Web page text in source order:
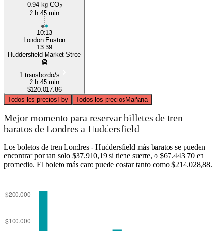
0.94 kg CO2
2 h 45 min
10:13
London Euston
13:39
Huddersfield Market Stree
1 transbordo/s
2 h 45 min
$120.017,86
Todos los preciosHoy Todos los preciosMañana
Mejor momento para reservar billetes de tren
baratos de Londres a Huddersfield
Los boletos de tren Londres - Huddersfield más baratos se pueden
encontrar por tan solo $37.910,19 si tiene suerte, o $67.443,70 en
promedio. El boleto más caro puede costar tanto como $214.028,88.